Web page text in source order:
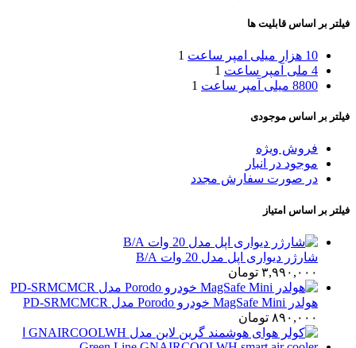
فیلتر بر اساس قابلیت ها
10 هزار میلی امپر ساعت
1
4 ملی آمپر ساعت
1
8800 میلی آمپر ساعت
1
فیلتر بر اساس موجودی
فروش ویژه
موجود در انبار
در صورت سفارش مجدد
فیلتر بر اساس امتیاز
شارژر دیواری اپل مدل 20 وات B/A
۳,۹۹۰,۰۰۰ تومان
هولدر MagSafe Mini خودرو Porodo مدل PD-SRMCMCR
۸۹۰,۰۰۰ تومان